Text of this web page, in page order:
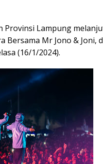
Provinsi Lampung
Bersama Mr Jono &
(16/1/2024).